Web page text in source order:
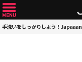
手洗いをしっかりしよう！Japaaan